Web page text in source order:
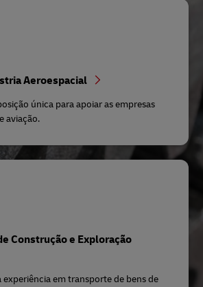
Aeroespacial
única para apoiar as empresas
aviação.
Construção e Exploração
experiência em transporte de bens de